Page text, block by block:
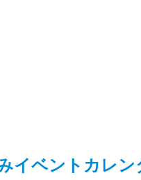
イベントカレン